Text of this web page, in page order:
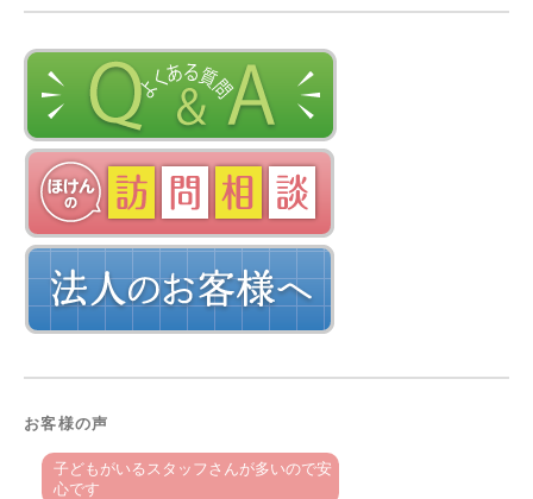
お客様の声
子どもがいるスタッフさんが多いので安
心です